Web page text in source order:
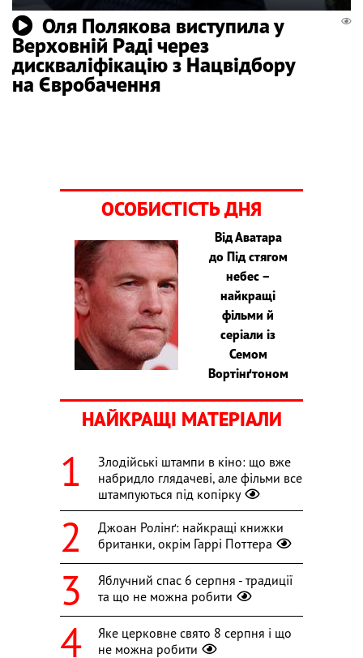
Оля Полякова виступила у
Верховній Раді через
дискваліфікацію з Нацвідбору
на Євробачення
ОСОБИСТІСТЬ ДНЯ
Від Аватара
до Під стягом
небес –
найкращі
фільми й
серіали із
Семом
Вортінґтоном
НАЙКРАЩІ МАТЕРІАЛИ
Злодійські штампи в кіно: що вже
набридло глядачеві, але фільми все
штампуються під копірку
Джоан Ролінґ: найкращі книжки
британки, окрім Гаррі Поттера
Яблучний спас 6 серпня - традиції
та що не можна робити
Яке церковне свято 8 серпня і що
не можна робити